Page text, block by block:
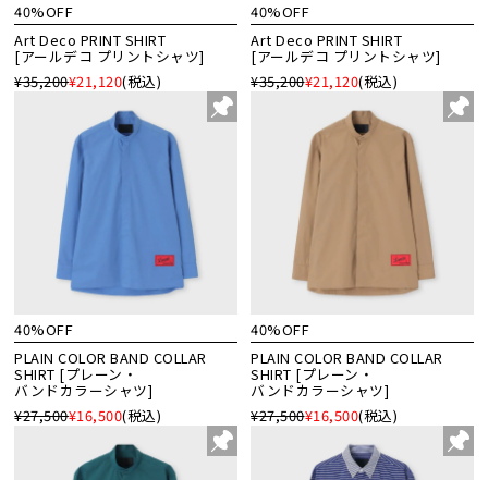
40%OFF
Art Deco PRINT SHIRT
[アールデコ プリントシャツ]
¥35,200¥21,120(税込)
40%OFF
Art Deco PRINT SHIRT
[アールデコ プリントシャツ]
¥35,200¥21,120(税込)
40%OFF
PLAIN COLOR BAND COLLAR
SHIRT [プレーン・
バンドカラーシャツ]
¥27,500¥16,500(税込)
40%OFF
PLAIN COLOR BAND COLLAR
SHIRT [プレーン・
バンドカラーシャツ]
¥27,500¥16,500(税込)